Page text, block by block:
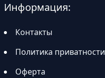
Информация:
Контакты
Политика приватности
Оферта